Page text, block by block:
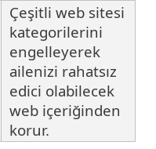
Çeşitli web sitesi
kategorilerini
engelleyerek
ailenizi rahatsız
edici olabilecek
web içeriğinden
korur.